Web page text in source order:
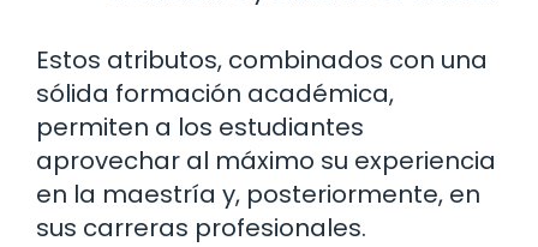
Estos atributos, combinados con una
sólida formación académica,
permiten a los estudiantes
aprovechar al máximo su experiencia
en la maestría y, posteriormente, en
sus carreras profesionales.